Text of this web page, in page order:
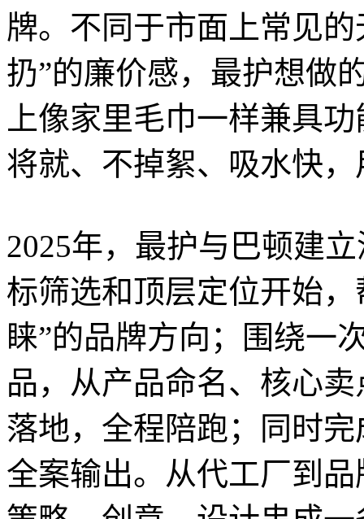
牌。不同于市面上常见
扔”的廉价感，最护想做
上像家里毛巾一样兼具
将就、不掉絮、吸水快
2025年，最护与巴顿建
标筛选和顶层定位开始
睐”的品牌方向；围绕一
品，从产品命名、核心
落地，全程陪跑；同时
全案输出。从代工厂到